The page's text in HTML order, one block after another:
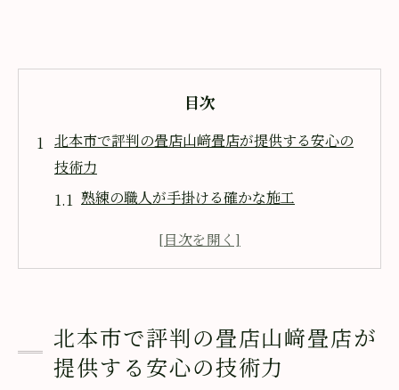
目次
北本市で評判の畳店山﨑畳店が提供する安心の
技術力
熟練の職人が手掛ける確かな施工
高品質な畳を支える職人の技
地域密着型の山﨑畳店が群馬県まで対応可能な
北本市で評判の畳店山﨑畳店が
提供する安心の技術力